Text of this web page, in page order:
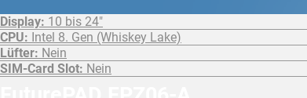
Display: 10 bis 24"
CPU: Intel 8. Gen (Whiskey Lake)
Lüfter: Nein
SIM-Card Slot: Nein